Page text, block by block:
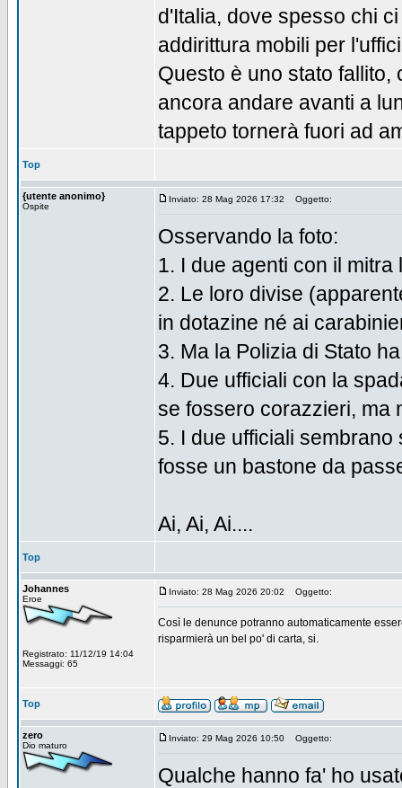
d'Italia, dove spesso chi
addirittura mobili per
Questo è uno stato fallito,
ancora andare avanti a
tappeto tornerà fuori ad
Top
{utente anonimo}
Ospite
Inviato: 28 Mag 2026 17:32 Oggetto:
Osservando la foto:
1. I due agenti con il
2. Le loro divise
in dotazine né ai
3. Ma la Polizia di Stato
4. Due ufficiali con la
se fossero corazzieri, ma
5. I due ufficiali
fosse un bastone da
Ai, Ai, Ai....
Top
Johannes
Eroe
Registrato: 11/12/19 14:04
Messaggi: 65
Inviato: 28 Mag 2026 20:02 Oggetto:
Così le denunce potranno automaticamente
risparmierà un bel po' di carta, si.
Top
zero
Dio maturo
Inviato: 29 Mag 2026 10:50 Oggetto:
Qualche hanno fa' ho